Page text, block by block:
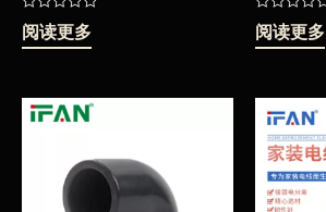
评
分
0
阅读更多
评
分
0
阅读更多